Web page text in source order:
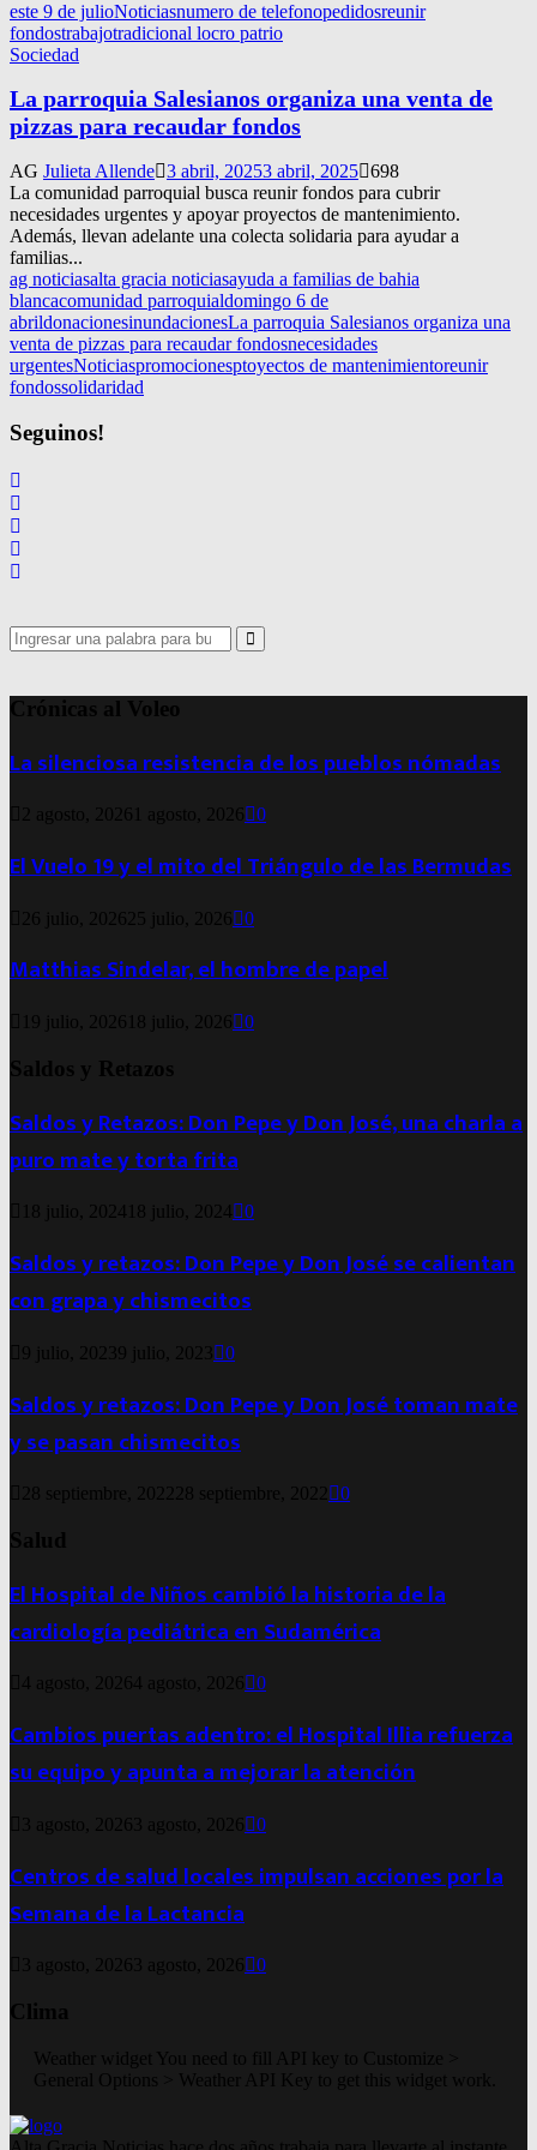
este 9 de julioNoticiasnumero de telefonopedidosreunir
fondostrabajotradicional locro patrio
Sociedad
La parroquia Salesianos organiza una venta de
pizzas para recaudar fondos
AG Julieta Allende 3 abril, 20253 abril, 2025 698
La comunidad parroquial busca reunir fondos para cubrir
necesidades urgentes y apoyar proyectos de mantenimiento.
Además, llevan adelante una colecta solidaria para ayudar a
familias...
ag noticiasalta gracia noticiasayuda a familias de bahia
blancacomunidad parroquialdomingo 6 de
abrildonacionesinundacionesLa parroquia Salesianos organiza una
venta de pizzas para recaudar fondosnecesidades
urgentesNoticiaspromocionesptoyectos de mantenimientoreunir
fondossolidaridad
Seguinos!
Search
for:
Search
Crónicas al Voleo
La silenciosa resistencia de los pueblos nómadas
2 agosto, 2026 1 agosto, 2026 0
El Vuelo 19 y el mito del Triángulo de las Bermudas
26 julio, 2026 25 julio, 2026 0
Matthias Sindelar, el hombre de papel
19 julio, 2026 18 julio, 2026 0
Saldos y Retazos
Saldos y Retazos: Don Pepe y Don José, una charla a
puro mate y torta frita
18 julio, 2024 18 julio, 2024 0
Saldos y retazos: Don Pepe y Don José se calientan
con grapa y chismecitos
9 julio, 20239 julio, 2023 0
Saldos y retazos: Don Pepe y Don José toman mate
y se pasan chismecitos
28 septiembre, 2022 28 septiembre, 2022 0
Salud
El Hospital de Niños cambió la historia de la
cardiología pediátrica en Sudamérica
4 agosto, 20264 agosto, 2026 0
Cambios puertas adentro: el Hospital Illia refuerza
su equipo y apunta a mejorar la atención
3 agosto, 2026 3 agosto, 2026 0
Centros de salud locales impulsan acciones por la
Semana de la Lactancia
3 agosto, 2026 3 agosto, 2026 0
Clima
Weather widget You need to fill API key to Customize >
General Options > Weather API Key to get this widget work.